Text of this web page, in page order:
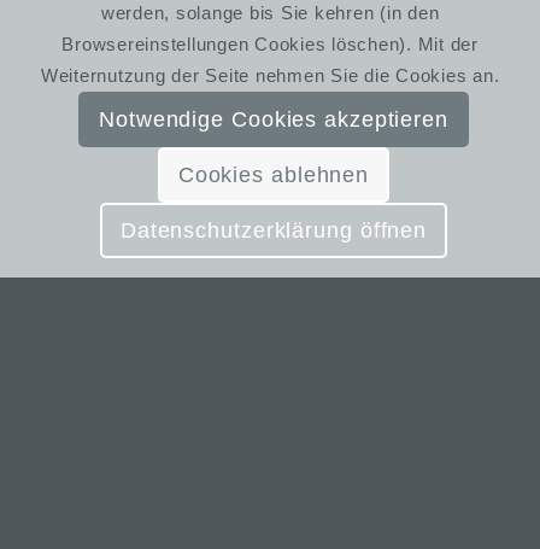
werden, solange bis Sie kehren (in den
Browsereinstellungen Cookies löschen). Mit der
Weiternutzung der Seite nehmen Sie die Cookies an.
Notwendige Cookies akzeptieren
Cookies ablehnen
Datenschutzerklärung öffnen